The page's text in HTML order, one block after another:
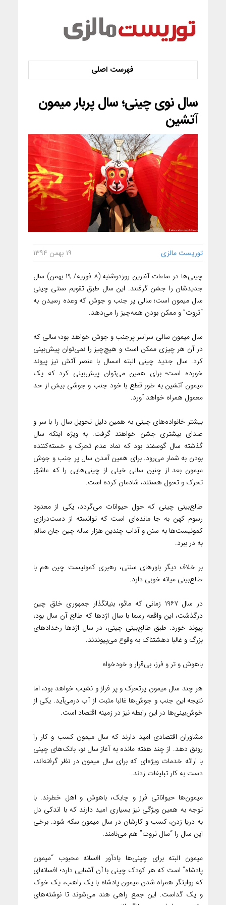
سال نوی چینی؛ سال پربار میمون
آتشین
توریست مالزی ۱۹ بهمن ۱۳۹۴
چینی‌ها در ساعات آغازین روزدوشنبه (۸ فوریه/ ۱۹ بهمن) سال
جدیدشان را جشن گرفتند. این سال طبق تقویم سنتی چینی
سال میمون است؛ سالی پر جنب و جوش که وعده رسیدن به
“ثروت” و ممکن بودن همه‌چیز را می‌دهد.
سال میمون سالی سراسر پرجنب و جوش خواهد بود؛ سالی که
در آن هر چیزی ممکن است و هیچ‌چیز را نمی‌توان پیش‌بینی
کرد. سال جدید چینی البته امسال با عنصر آتش نیز پیوند
خورده است؛ برای همین می‌توان پیش‌بینی کرد که یک
میمون آتشین به طور قطع با خود جنب و جوشی بیش از حد
معمول همراه خواهد آورد.
بیشتر خانواده‌های چینی به همین دلیل تحویل سال را با سر و
صدای بیشتری جشن خواهند گرفت. به ویژه اینکه سال
گذشته سال گوسفند بود که نماد عدم تحرک و خسته‌کننده
بودن به شمار می‌رود. برای همین آمدن سال پر جنب و جوش
میمون بعد از چنین سالی خیلی از چینی‌هایی را که عاشق
تحرک و تحول هستند، شادمان کرده است.
طالع‌بینی چینی که حول حیوانات می‌گردد، یکی از معدود
رسوم کهن به جا مانده‌ای است که توانسته از دست‌درازی
کمونیست‌ها به سنن و آداب چندین هزار ساله چین جان سالم
به در ببرد.
بر خلاف دیگر باورهای سنتی، رهبری کمونیست چین هم با
طالع‌بینی میانه خوبی دارد.
در سال ۱۹۶۷ زمانی که مائو، بنیانگذار جمهوری خلق چین
درگذشت، این واقعه رسما با سال اژدها که طالع آن سال بود،
پیوند خورد. طبق طالع‌بینی چینی، در سال اژدها رخدادهای
بزرگ و غالبا دهشتناک به وقوع می‌پیوندند.
باهوش و تر و فرز، بی‌قرار و خودخواه
هر چند سال میمون پرتحرک و پر فراز و نشیب خواهد بود، اما
نتیجه این جنب و جوش‌ها غالبا مثبت از آب درمی‌آید. یکی از
خوش‌بینی‌ها در این رابطه نیز در زمینه اقتصاد است.
مشاوران اقتصادی امید دارند که سال میمون کسب و کار را
رونق دهد. از چند هفته مانده به آغاز سال نو، بانک‌های چینی
با ارائه خدمات ویژه‌ای که برای سال میمون در نظر گرفته‌اند،
دست به کار تبلیغات زدند.
میمون‌ها حیواناتی فرز و چابک، باهوش و اهل خطرند. با
توجه به همین ویژگی نیز بسیاری امید دارند که با اندکی دل
به دریا زدن، کسب و کارشان در سال میمون سکه شود. برخی
این سال را “سال ثروت” هم می‌نامند.
میمون البته برای چینی‌ها یادآور افسانه محبوب “میمون
پادشاه” است که هر کودک چینی با آن آشنایی دارد؛ افسانه‌ای
که روایتگر همراه شدن میمون پادشاه با یک راهب، یک خوک
و یک گداست. این جمع راهی هند می‌شوند تا نوشته‌های